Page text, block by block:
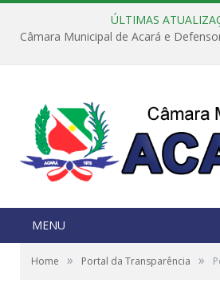
ÚLTIMAS
MENU
Home » Portal da Transparência »